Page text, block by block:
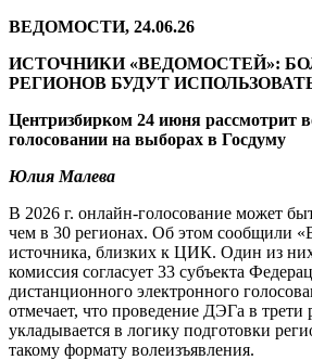
ВЕДОМОСТИ, 24.06.26
ИСТОЧНИКИ «ВЕДОМОСТЕЙ»:
РЕГИОНОВ БУДУТ
Центризбирком 24 июня рассмотрит
голосовании на выборах в Госдуму
Юлия Малева
В 2026 г. онлайн-голосование может
чем в 30 регионах. Об этом сообщили
источника, близких к ЦИК. Один из
комиссия согласует 33 субъекта
дистанционного электронного
отмечает, что проведение ДЭГа в трети
укладывается в логику подготовки
такому формату волеизъявления.